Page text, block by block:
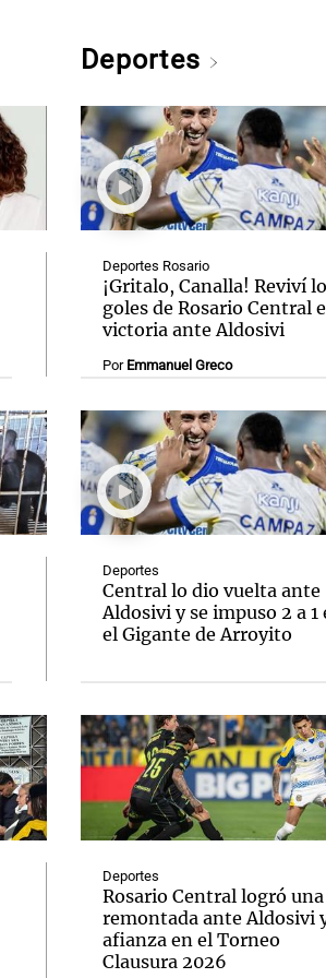
Deportes
Deportes Rosario
¡Gritalo, Canalla! Reviví
goles de Rosario Central
victoria ante Aldosivi
Por Emmanuel Greco
Deportes
Central lo dio vuelta ante
Aldosivi y se impuso 2 a 1
el Gigante de Arroyito
Deportes
Rosario Central logró una
remontada ante Aldosivi
afianza en el Torneo
Clausura 2026
El huracán de Arequito
Notas
Cadena 3 en